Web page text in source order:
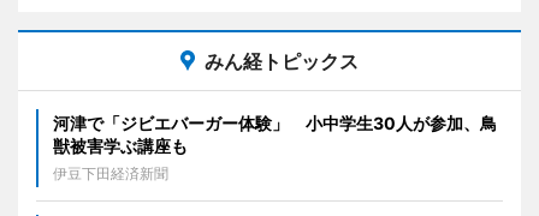
みん経トピックス
河津で「ジビエバーガー体験」 小中学生30人が参加、鳥
獣被害学ぶ講座も
伊豆下田経済新聞